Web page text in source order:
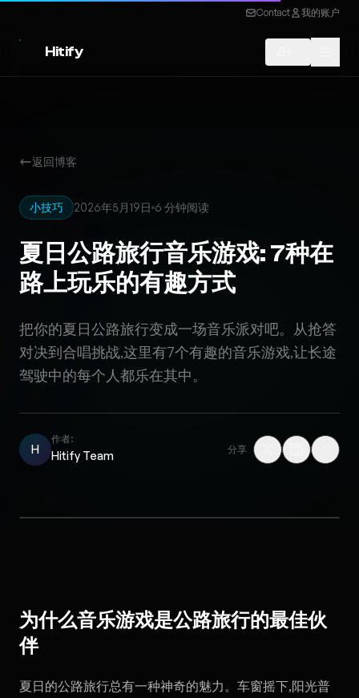
Contact 我的账户
Hitify
返回博客
小技巧 2026年5月19日 6 分钟阅读
夏日公路旅行音乐游戏: 7种在
路上玩乐的有趣方式
把你的夏日公路旅行变成一场音乐派对吧。从抢答
对决到合唱挑战,这里有7个有趣的音乐游戏,让长途
驾驶中的每个人都乐在其中。
H
作者:
Hitify Team 分享
为什么音乐游戏是公路旅行的最佳伙
伴
夏日的公路旅行总有一种神奇的魅力。车窗摇下,阳光普